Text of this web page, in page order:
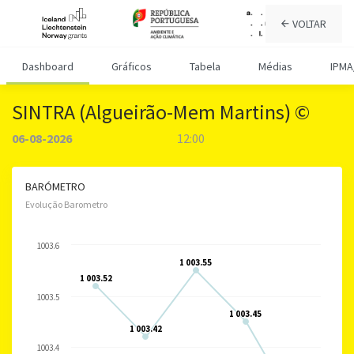
VOLTAR
Dashboard Gráficos Tabela Médias
SINTRA (Algueirão-Mem Martins) ©
06-08-2026 12:00
BARÓMETRO
Evolução Barometro
1 003.52
1 003.52
1 003.42
1 003.42
1 003.55
1 003.55
1 003.45
1 003.45
1003.4
1003.5
1003.6